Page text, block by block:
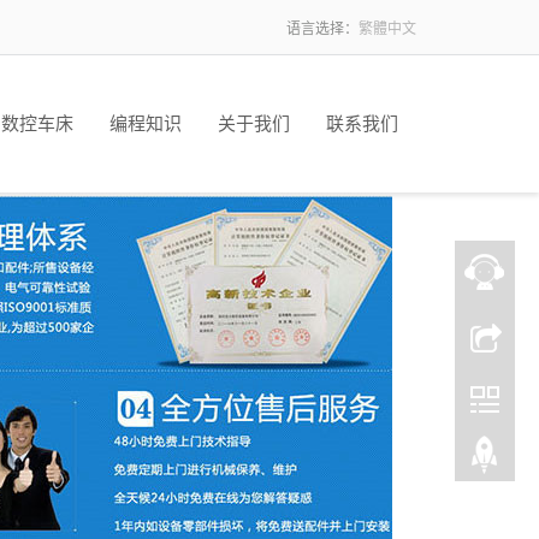
语言选择： 繁體中文
数控车床 编程知识 关于我们 联系我们